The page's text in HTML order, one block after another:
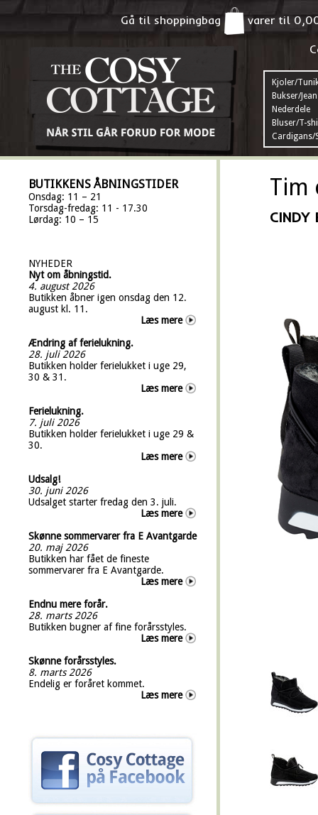
Gå til shoppingbag varer til
Kjoler/
Bukser/
Nederdele
Bluser/T-
Cardigans/
BUTIKKENS ÅBNINGSTIDER
Onsdag: 11 – 21
Torsdag-fredag: 11 - 17.30
Lørdag: 10 – 15
NYHEDER
Nyt om åbningstid.
4. august 2026
Butikken åbner igen onsdag den 12.
august kl. 11.
Læs mere
Ændring af ferielukning.
28. juli 2026
Butikken holder ferielukket i uge 29,
30 & 31.
Læs mere
Ferielukning.
7. juli 2026
Butikken holder ferielukket i uge 29 &
30.
Læs mere
Udsalg!
30. juni 2026
Udsalget starter fredag den 3. juli.
Læs mere
Skønne sommervarer fra E Avantgarde
20. maj 2026
Butikken har fået de fineste
sommervarer fra E Avantgarde.
Læs mere
Endnu mere forår.
28. marts 2026
Butikken bugner af fine forårsstyles.
Læs mere
Skønne forårsstyles.
8. marts 2026
Endelig er foråret kommet.
Læs mere
Tim
CINDY